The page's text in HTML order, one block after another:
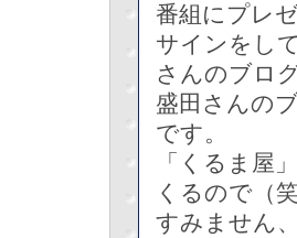
番組にプレ
サインをし
さんのブロ
盛田さんの
です。
「くるま屋
くるので（
すみません